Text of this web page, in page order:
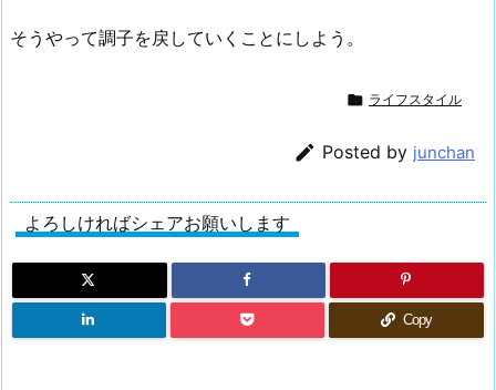
そうやって調子を戻していくことにしよう。
 ライフスタイル
 Posted by junchan
よろしければシェアお願いします
Copy